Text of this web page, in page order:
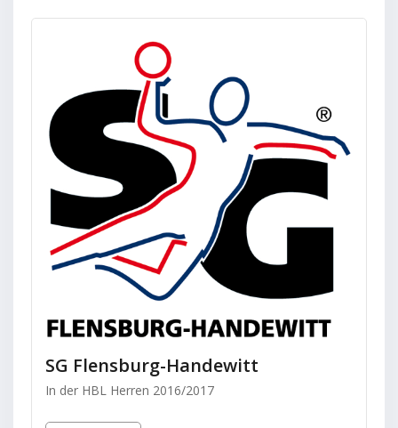
SG Flensburg-Handewitt
In der HBL Herren 2016/2017